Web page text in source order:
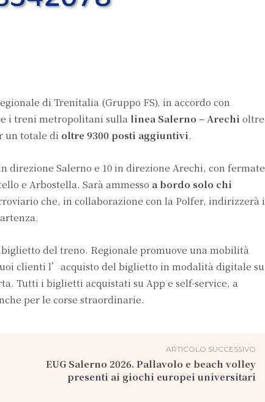
di Trenitalia (Gruppo FS), in accordo con
i treni metropolitani sulla linea Salerno – Arechi oltre
un totale di oltre 9300 posti aggiuntivi.
direzione Salerno e 10 in direzione Arechi, con fermate
e Arbostella. Sarà ammesso a bordo solo chi
che, in collaborazione con la Polfer, indirizzerà i
del treno. Regionale promuove una mobilità
clienti l’acquisto del biglietto in modalità digitale su
Tutti i biglietti acquistati su App e self-service, a
per le corse straordinarie.
ARTICOLO SUCCESSIVO
EUG Salerno 2026. Pallavolo e beach volley
presenti ai giochi europei universitari